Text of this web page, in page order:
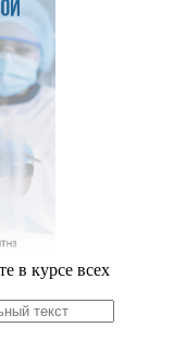
в курсе всех